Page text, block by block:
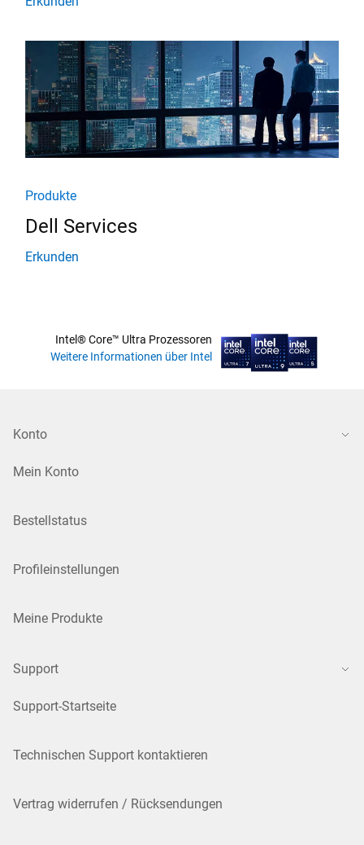
Produkte
Dell Services
Erkunden
Intel® Core™ Ultra Prozessoren
Weitere Informationen über Intel
Konto
Mein Konto
Bestellstatus
Profileinstellungen
Meine Produkte
Support
Support-Startseite
Technischen Support kontaktieren
Vertrag widerrufen / Rücksendungen